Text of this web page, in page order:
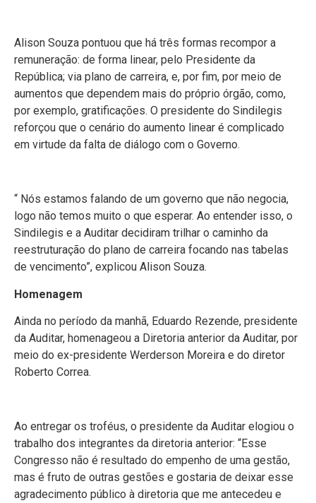
Alison Souza pontuou que há três formas recompor a
remuneração: de forma linear, pelo Presidente da
República; via plano de carreira, e, por fim, por meio de
aumentos que dependem mais do próprio órgão, como,
por exemplo, gratificações. O presidente do Sindilegis
reforçou que o cenário do aumento linear é complicado
em virtude da falta de diálogo com o Governo.
“ Nós estamos falando de um governo que não negocia,
logo não temos muito o que esperar. Ao entender isso, o
Sindilegis e a Auditar decidiram trilhar o caminho da
reestruturação do plano de carreira focando nas tabelas
de vencimento”, explicou Alison Souza.
Homenagem
Ainda no período da manhã, Eduardo Rezende, presidente
da Auditar, homenageou a Diretoria anterior da Auditar, por
meio do ex-presidente Werderson Moreira e do diretor
Roberto Correa.
Ao entregar os troféus, o presidente da Auditar elogiou o
trabalho dos integrantes da diretoria anterior: “Esse
Congresso não é resultado do empenho de uma gestão,
mas é fruto de outras gestões e gostaria de deixar esse
agradecimento público à diretoria que me antecedeu e